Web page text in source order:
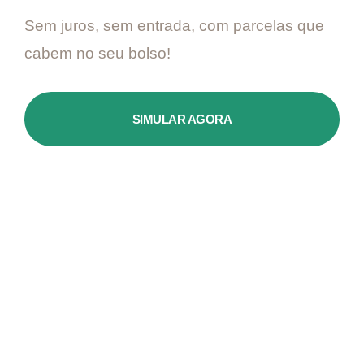
Sem juros, sem entrada, com parcelas que
cabem no seu bolso!
SIMULAR AGORA